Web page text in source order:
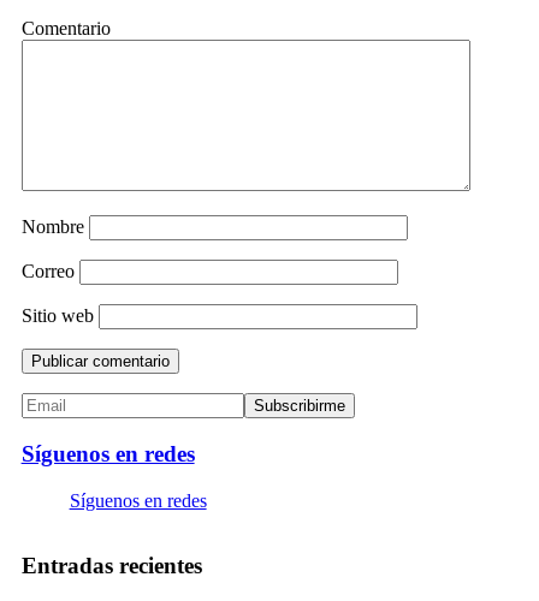
Comentario
Nombre
Correo
Sitio web
Síguenos en redes
Síguenos en redes
Entradas recientes